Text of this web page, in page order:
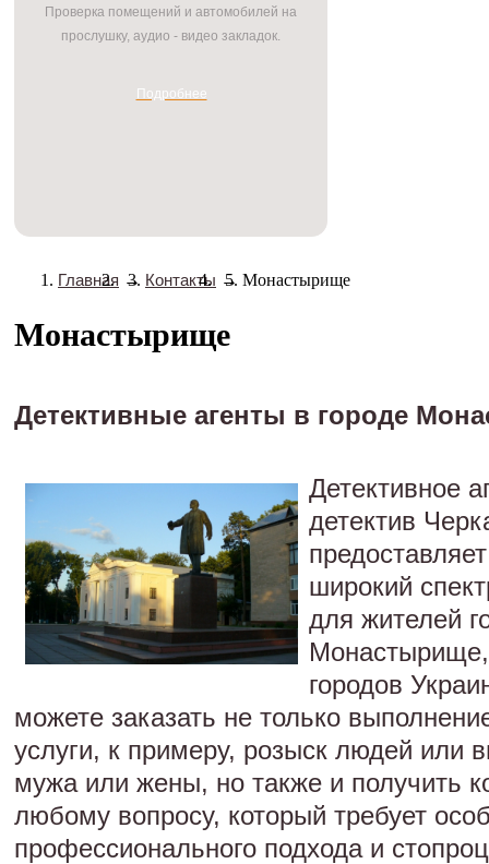
Проверка помещений и автомобилей на
прослушку, аудио - видео закладок.
Подробнее
Главная → Контакты → Монастырище
Монастырище
Детективные агенты в городе
Детективное
детектив
широкий
для жителей
Монастырище,
городов
можете заказать не только
услуги, к примеру, розыск людей или
мужа или жены, но также и получить
любому вопросу, который требует
профессионального подхода и